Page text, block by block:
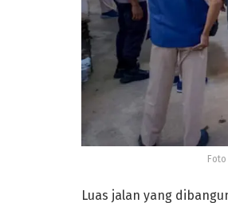
Luas jalan yang